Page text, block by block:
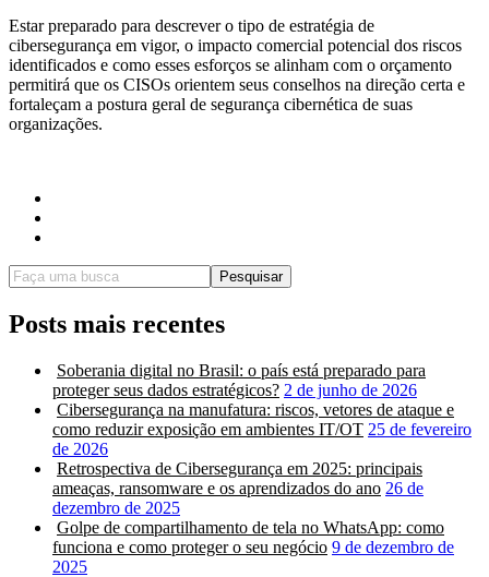
Estar preparado para descrever o tipo de estratégia de
cibersegurança em vigor, o impacto comercial potencial dos riscos
identificados e como esses esforços se alinham com o orçamento
permitirá que os CISOs orientem seus conselhos na direção certa e
fortaleçam a postura geral de segurança cibernética de suas
organizações.
Pesquisar
Posts mais recentes
Soberania digital no Brasil: o país está preparado para
proteger seus dados estratégicos? 2 de junho de 2026
Cibersegurança na manufatura: riscos, vetores de ataque e
como reduzir exposição em ambientes IT/OT 25 de fevereiro
de 2026
Retrospectiva de Cibersegurança em 2025: principais
ameaças, ransomware e os aprendizados do ano 26 de
dezembro de 2025
Golpe de compartilhamento de tela no WhatsApp: como
funciona e como proteger o seu negócio 9 de dezembro de
2025